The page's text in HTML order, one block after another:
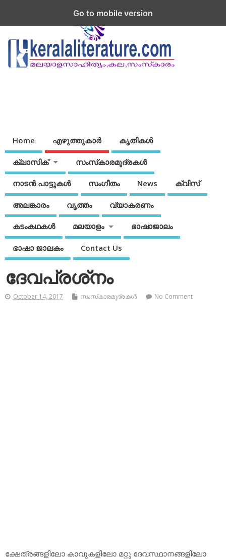
Home എഴുത്തുകാര്‍ കൃതികൾ
ക്ലാസിക് സംസ്‌കാരമുദ്രകള്‍
നാടന്‍ പാട്ടുകള്‍ സംഗീതം News ക്വിസ്
അലങ്കാരം വൃത്തം വ്യാകരണം
കടംകഥകള്‍ മലയാളം ഭാഷാജാലം
ഭാഷാ ജാലകം Contact Us
ദേവപ്രശ്‌നം
October 14, 2017 സംസ്‌കാരമുദ്രകള്‍ No Comment
ക്ഷേത്രങ്ങളിലോ കാവുകളിലോ മറ്റു ദേവസ്ഥാനങ്ങളിലോ
Go to mobile version